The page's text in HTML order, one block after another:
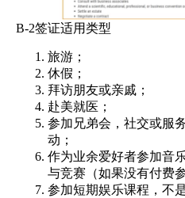
B-2签证适用类型
旅游；
休假；
拜访朋友或亲戚；
赴美就医；
参加兄弟会，社交或服
动；
作为业余爱好者参加音
与竞赛（如果没有付费
参加短期娱乐课程，不